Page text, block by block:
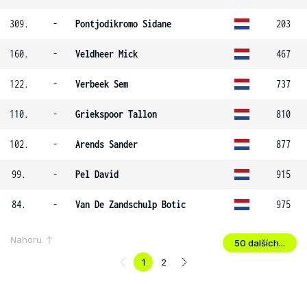
309. - Pontjodikromo Sidane 203
160. - Veldheer Mick 467
122. - Verbeek Sem 737
110. - Griekspoor Tallon 810
102. - Arends Sander 877
99. - Pel David 915
84. - Van De Zandschulp Botic 975
Nahoru
50 dalších...
1
2